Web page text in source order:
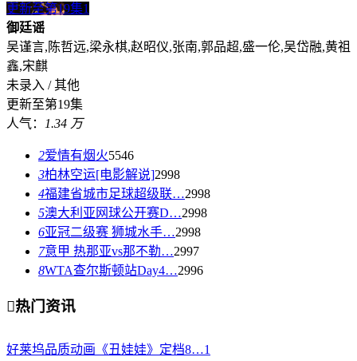
更新至第19集1
御廷谣
吴谨言,陈哲远,梁永棋,赵昭仪,张南,郭品超,盛一伦,吴岱融,黄祖
鑫,宋麒
未录入 / 其他
更新至第19集
人气：
1.34 万
2爱情有烟火5546
3柏林空运[电影解说]2998
4福建省城市足球超级联…2998
5澳大利亚网球公开赛D…2998
6亚冠二级赛 狮城水手…2998
7意甲 热那亚vs那不勒…2997
8WTA查尔斯顿站Day4…2996
热门资讯
好莱坞品质动画《丑娃娃》定档8… 1